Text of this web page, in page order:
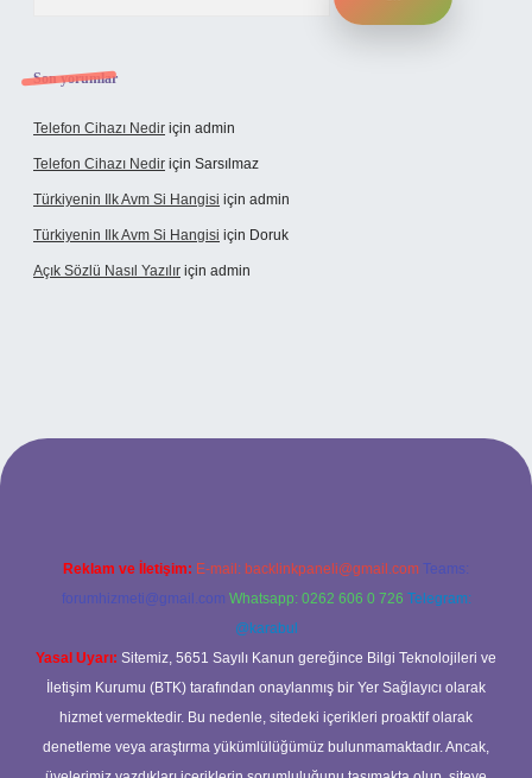
Son yorumlar
Telefon Cihazı Nedir için admin
Telefon Cihazı Nedir için Sarsılmaz
Türkiyenin Ilk Avm Si Hangisi için admin
Türkiyenin Ilk Avm Si Hangisi için Doruk
Açık Sözlü Nasıl Yazılır için admin
Reklam ve İletişim: E-mail: backlinkpaneli@gmail.com Teams:
forumhizmeti@gmail.com Whatsapp: 0262 606 0 726 Telegram:
@karabul
Yasal Uyarı: Sitemiz, 5651 Sayılı Kanun gereğince Bilgi Teknolojileri ve
İletişim Kurumu (BTK) tarafından onaylanmış bir Yer Sağlayıcı olarak
hizmet vermektedir. Bu nedenle, sitedeki içerikleri proaktif olarak
denetleme veya araştırma yükümlülüğümüz bulunmamaktadır. Ancak,